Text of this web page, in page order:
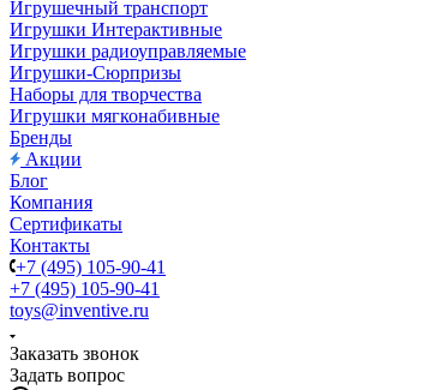
Игрушечный транспорт
Игрушки Интерактивные
Игрушки радиоуправляемые
Игрушки-Сюрпризы
Наборы для творчества
Игрушки мягконабивные
Бренды
Акции
Блог
Компания
Сертификаты
Контакты
+7 (495) 105-90-41
+7 (495) 105-90-41
toys@inventive.ru
Заказать звонок
Задать вопрос